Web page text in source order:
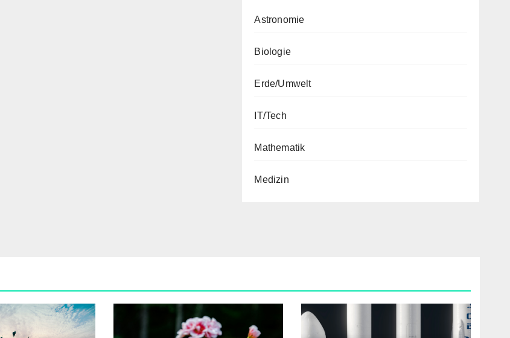
Astronomie
Biologie
Erde/Umwelt
IT/Tech
Mathematik
Medizin